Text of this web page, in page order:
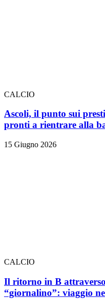
CALCIO
Ascoli, il punto sui
pronti a rientrare alla
15 Giugno 2026
CALCIO
Il ritorno in B
“giornalino”: viaggio